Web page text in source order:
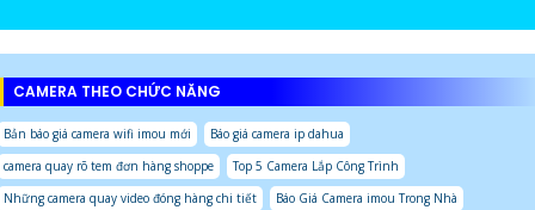
CAMERA THEO CHỨC NĂNG
Bản báo giá camera wifi imou mới
Báo giá camera ip dahua
camera quay rõ tem đơn hàng shoppe
Top 5 Camera Lắp Công Trình
Những camera quay video đóng hàng chi tiết
Báo Giá Camera imou Trong Nhà